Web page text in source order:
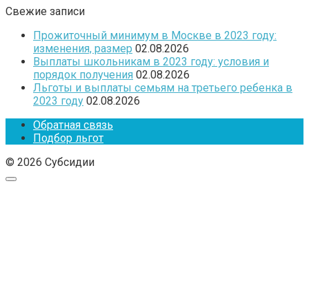
Свежие записи
Прожиточный минимум в Москве в 2023 году:
изменения, размер 02.08.2026
Выплаты школьникам в 2023 году: условия и
порядок получения 02.08.2026
Льготы и выплаты семьям на третьего ребенка в
2023 году 02.08.2026
Обратная связь
Подбор льгот
© 2026 Субсидии